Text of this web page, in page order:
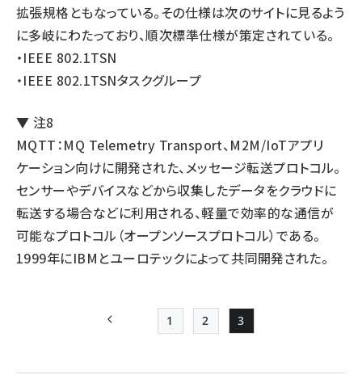
拡張規格ともなっている。その仕様は次のサイトに見るよう
に多岐にわたっており、順次標準仕様が策定されている。
・IEEE 802.1TSN
・IEEE 802.1TSNタスクグループ
▼ 注8
MQTT：MQ Telemetry Transport、M2M/IoTアプリ
ケーション向けに開発された、メッセージ転送プロトコル。
センサーやデバイスなどから収集したデータをクラウドに
転送する場合などに利用される、軽量で効率的な通信が
可能なプロトコル（オープンソースプロトコル）である。
1999年にIBMとユーロテックによって共同開発された。
前ページ Page
1
Page
2
Page
3